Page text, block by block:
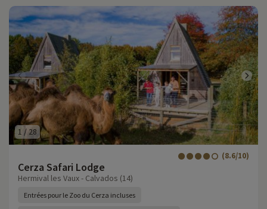
1 /28
Cerza Safari Lodge
(8.6/10)
Hermival les Vaux - Calvados (14)
Entrées pour le Zoo du Cerza incluses